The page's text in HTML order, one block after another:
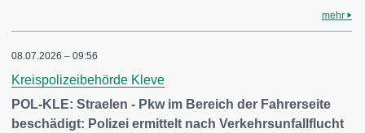
mehr
08.07.2026 – 09:56
Kreispolizeibehörde Kleve
POL-KLE: Straelen - Pkw im Bereich der Fahrerseite
beschädigt: Polizei ermittelt nach Verkehrsunfallflucht